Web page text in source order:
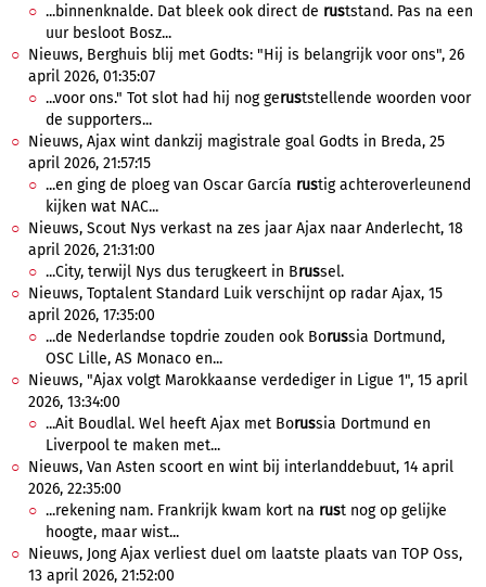
...binnenknalde. Dat bleek ook direct de ruststand. Pas na een
uur besloot Bosz...
Nieuws, Berghuis blij met Godts: "Hij is belangrijk voor ons", 26
april 2026, 01:35:07
...voor ons." Tot slot had hij nog geruststellende woorden voor
de supporters...
Nieuws, Ajax wint dankzij magistrale goal Godts in Breda, 25
april 2026, 21:57:15
...en ging de ploeg van Oscar García rustig achteroverleunend
kijken wat NAC...
Nieuws, Scout Nys verkast na zes jaar Ajax naar Anderlecht, 18
april 2026, 21:31:00
...City, terwijl Nys dus terugkeert in Brussel.
Nieuws, Toptalent Standard Luik verschijnt op radar Ajax, 15
april 2026, 17:35:00
...de Nederlandse topdrie zouden ook Borussia Dortmund,
OSC Lille, AS Monaco en...
Nieuws, "Ajax volgt Marokkaanse verdediger in Ligue 1", 15 april
2026, 13:34:00
...Ait Boudlal. Wel heeft Ajax met Borussia Dortmund en
Liverpool te maken met...
Nieuws, Van Asten scoort en wint bij interlanddebuut, 14 april
2026, 22:35:00
...rekening nam. Frankrijk kwam kort na rust nog op gelijke
hoogte, maar wist...
Nieuws, Jong Ajax verliest duel om laatste plaats van TOP Oss,
13 april 2026, 21:52:00